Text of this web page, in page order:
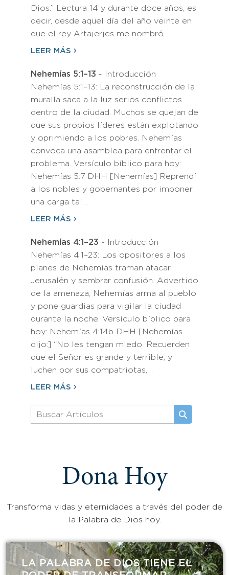
Dios.” Lectura 14 y durante doce años, es
decir, desde aquel día del año veinte en
que el rey Artajerjes me nombró…
LEER MÁS
Nehemías 5:1–13 - Introducción
Nehemías 5:1–13: La reconstrucción de la
muralla saca a la luz serios conflictos
dentro de la ciudad. Muchos se quejan de
que sus propios líderes están explotando
y oprimiendo a los pobres. Nehemías
convoca una asamblea para enfrentar el
problema. Versículo bíblico para hoy:
Nehemías 5:7 DHH [Nehemías] Reprendí
a los nobles y gobernantes por imponer
una carga tal…
LEER MÁS
Nehemías 4:1–23 - Introducción
Nehemías 4:1–23: Los opositores a los
planes de Nehemías traman atacar
Jerusalén y sembrar confusión. Advertido
de la amenaza, Nehemías arma al pueblo
y pone guardias para vigilar la ciudad
durante la noche. Versículo bíblico para
hoy: Nehemías 4:14b DHH [Nehemías
dijo:] “No les tengan miedo. Recuerden
que el Señor es grande y terrible, y
luchen por sus compatriotas,…
LEER MÁS
Dona Hoy
Transforma vidas y eternidades a través del poder de
la Palabra de Dios hoy.
LA PALABRA DE DIOS TIENE EL